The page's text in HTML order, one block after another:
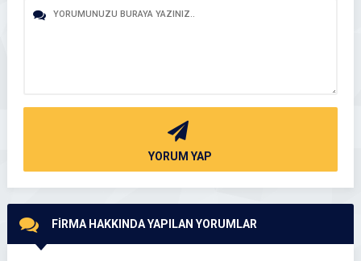
YORUM YAP
FİRMA HAKKINDA YAPILAN YORUMLAR